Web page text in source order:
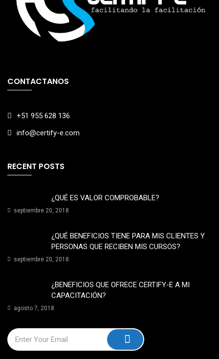
CONTACTANOS
+51 955 628 136
info@certify-e.com
RECENT POSTS
¿QUÉ ES VALOR COMPROBABLE?
septiembre 20, 2018
¿QUÉ BENEFICIOS TIENE PARA MIS CLIENTES Y
PERSONAS QUE RECIBEN MIS CURSOS?
septiembre 20, 2018
¿BENEFICIOS QUE OFRECE CERTIFY-E A MI
CAPACITACIÓN?
agosto 7, 2018